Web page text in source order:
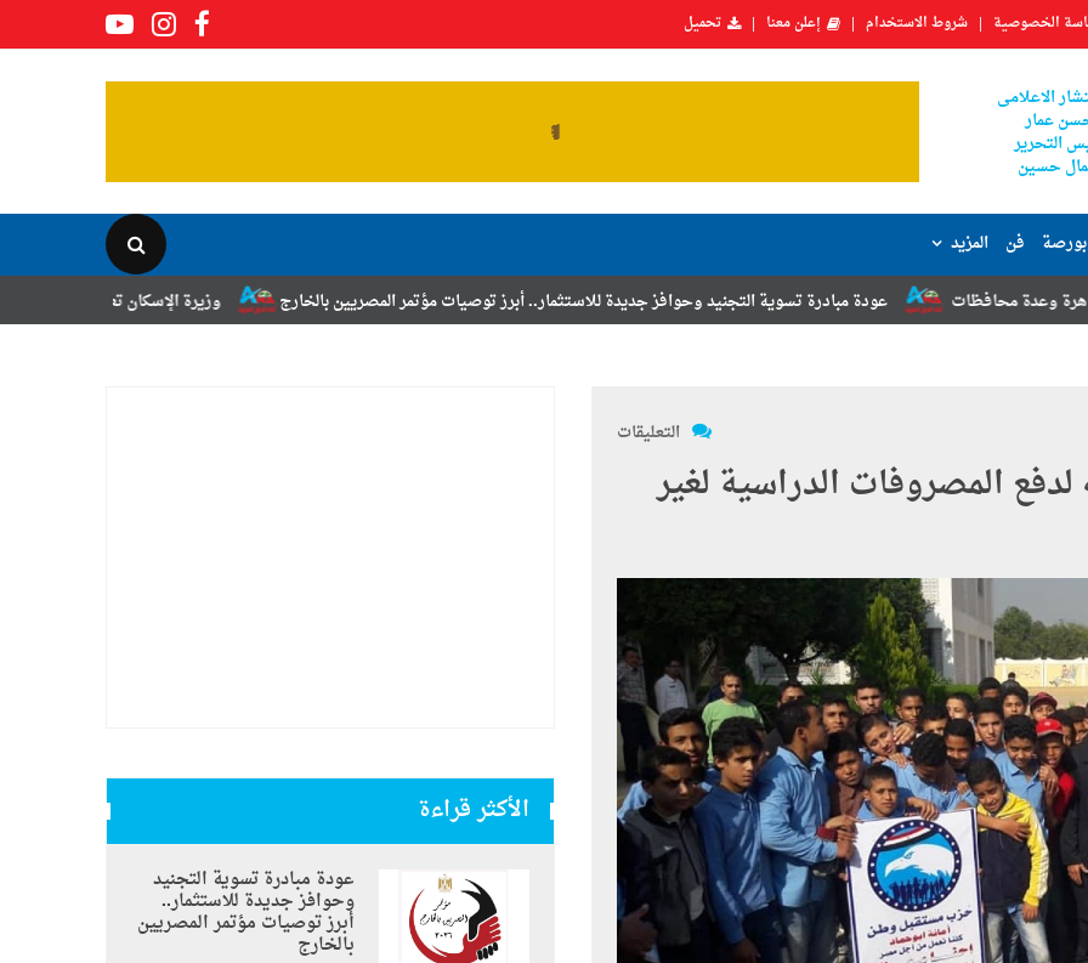
الخصوصية شروط الاستخدام إعلن معنا تحميل
الاعلامى
عمار
التحرير
حسين
فن المزيد
وزيرة الإسكان تعلن نتائج قرعة تخصيص أراضي عودة مبادرة تسوية التجنيد وحوافز جديدة للاستثمار.. أبرز توصيات مؤتمر المصريين بالخارج
التعليقات
المصروفات الدراسية لغير
الأكثر قراءة
عودة مبادرة تسوية التجنيد
وحوافز جديدة للاستثمار..
أبرز توصيات مؤتمر المصريين
بالخارج